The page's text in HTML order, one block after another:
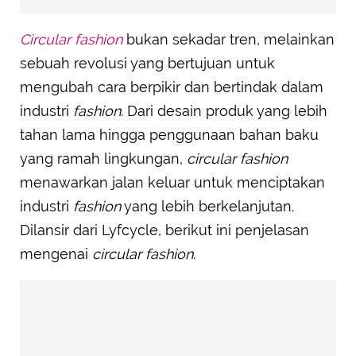
Circular fashion bukan sekadar tren, melainkan
sebuah revolusi yang bertujuan untuk
mengubah cara berpikir dan bertindak dalam
industri fashion. Dari desain produk yang lebih
tahan lama hingga penggunaan bahan baku
yang ramah lingkungan, circular fashion
menawarkan jalan keluar untuk menciptakan
industri fashionyang lebih berkelanjutan.
Dilansir dari Lyfcycle, berikut ini penjelasan
mengenai circular fashion.